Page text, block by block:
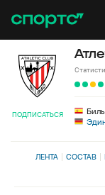
ПОДПИСАТЬСЯ
ЛЕНТА СОСТАВ